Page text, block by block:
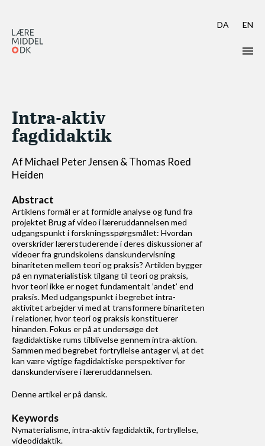
DA EN
Skriv til Learning Tech
Aktuelt call: Learning Tech 17
Guidelines & Skabeloner
Peer review
Modtag Learning Tech
Om Learning Tech
Redaktionen
Historien bag Learning Tech
Læremiddeldidaktik
Intra-aktiv
fagdidaktik
Af Michael Peter Jensen & Thomas Roed
Heiden
Abstract
Artiklens formål er at formidle analyse og fund fra
projektet Brug af video i læreruddannelsen med
udgangspunkt i forskningsspørgsmålet: Hvordan
overskrider lærerstuderende i deres diskussioner af
videoer fra grundskolens danskundervisning
binariteten mellem teori og praksis? Artiklen bygger
på en nymaterialistisk tilgang til teori og praksis,
hvor teori ikke er noget fundamentalt ’andet’ end
praksis. Med udgangspunkt i begrebet intra-
aktivitet arbejder vi med at transformere binariteten
i relationer, hvor teori og praksis konstituerer
hinanden. Fokus er på at undersøge det
fagdidaktiske rums tilblivelse gennem intra-aktion.
Sammen med begrebet fortryllelse antager vi, at det
kan være vigtige fagdidaktiske perspektiver for
danskundervisere i læreruddannelsen.
Denne artikel er på dansk.
Keywords
Nymaterialisme, intra-aktiv fagdidaktik, fortryllelse,
videodidaktik.